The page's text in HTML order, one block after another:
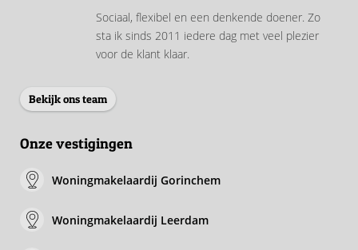
Sociaal, flexibel en een denkende doener. Zo
sta ik sinds 2011 iedere dag met veel plezier
voor de klant klaar.
Bekijk ons team
Onze vestigingen
Woningmakelaardij Gorinchem
Woningmakelaardij Leerdam